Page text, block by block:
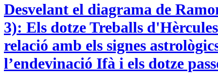
Desvelant el diagrama de
3): Els dotze Treballs
relació amb els signes
l’endevinació Ifà i els dotze